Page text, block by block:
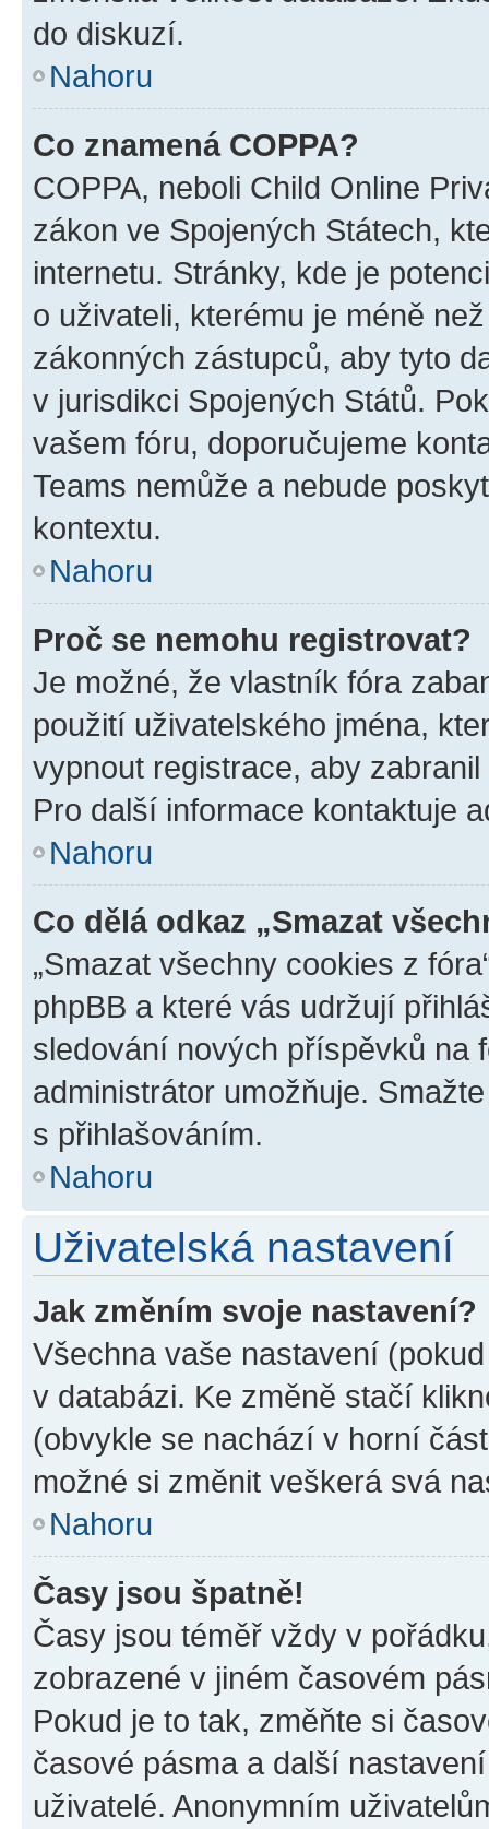
do diskuzí.
Nahoru
Co znamená COPPA?
COPPA, neboli Child Online
zákon ve Spojených Státech,
internetu. Stránky, kde je
o uživateli, kterému je méně
zákonných zástupců, aby tyto
v jurisdikci Spojených Států.
vašem fóru, doporučujeme
Teams nemůže a nebude
kontextu.
Nahoru
Proč se nemohu registrovat?
Je možné, že vlastník fóra
použití uživatelského jména,
vypnout registrace, aby
Pro další informace kontaktuje
Nahoru
Co dělá odkaz „Smazat
„Smazat všechny cookies z
phpBB a které vás udržují
sledování nových příspěvků na
administrátor umožňuje.
s přihlašováním.
Nahoru
Uživatelská nastavení
Jak změním svoje nastavení?
Všechna vaše nastavení
v databázi. Ke změně stačí
(obvykle se nachází v horní
možné si změnit veškerá svá
Nahoru
Časy jsou špatně!
Časy jsou téměř vždy v
zobrazené v jiném časovém
Pokud je to tak, změňte si
časové pásma a další
uživatelé. Anonymním